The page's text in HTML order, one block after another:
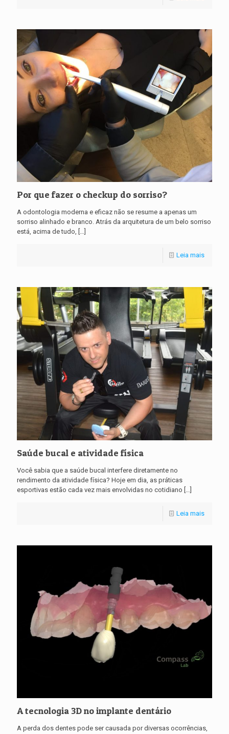
Por que fazer o checkup do sorriso?
A odontologia moderna e eficaz não se resume a apenas um
sorriso alinhado e branco. Atrás da arquitetura de um belo sorriso
está, acima de tudo, […]
Leia mais
Saúde bucal e atividade física
Você sabia que a saúde bucal interfere diretamente no
rendimento da atividade física? Hoje em dia, as práticas
esportivas estão cada vez mais envolvidas no cotidiano […]
Leia mais
A tecnologia 3D no implante dentário
A perda dos dentes pode ser causada por diversas ocorrências,